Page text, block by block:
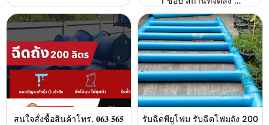
สนใจสั่งซื้อสินค้าโทร. 𝟎𝟔𝟑 𝟓𝟔𝟓
รับฉีดพียูโฟม รับฉีดโฟมถัง 200